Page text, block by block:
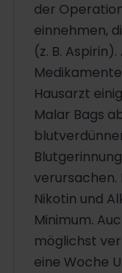
der
einnehmen,
(z. B.
Hausarzt
Malar Bags
verursachen.
Nikotin und
Minimum.
möglichst
eine Woche